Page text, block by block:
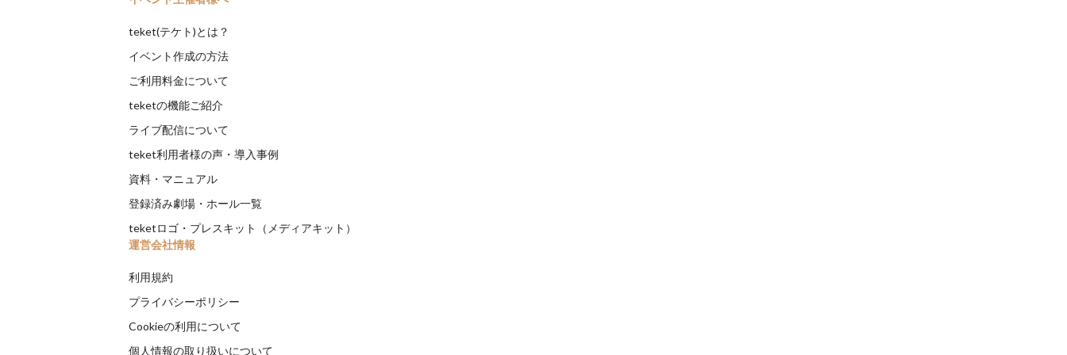
teket(テケト)とは？
イベント作成の方法
ご利用料金について
teketの機能ご紹介
ライブ配信について
teket利用者様の声・導入事例
資料・マニュアル
登録済み劇場・ホール一覧
teketロゴ・プレスキット（メディアキット）
運営会社情報
利用規約
プライバシーポリシー
Cookieの利用について
個人情報の取り扱いについて